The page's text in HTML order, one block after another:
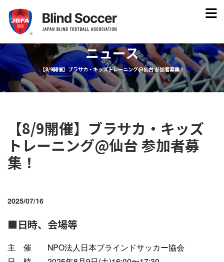
ニュース
【8/9開催】ブラサカ・キッズトレーニング@仙台 参加者募集！
【8/9開催】ブラサカ・キッズ
トレーニング@仙台 参加者募
集！
2025/07/16
■日時、会場等
主 催 NPO法人日本ブラインドサッカー協会